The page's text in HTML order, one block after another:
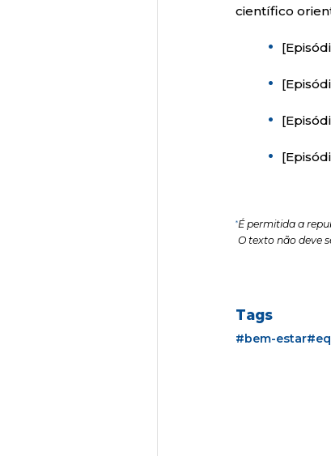
científico
*É permitida a
O texto não deve
Tags
#bem-estar